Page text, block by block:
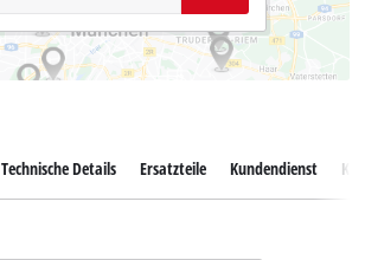
Technische Details Ersatzteile Kundendienst